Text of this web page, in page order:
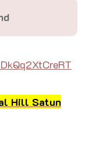
Hill Satun